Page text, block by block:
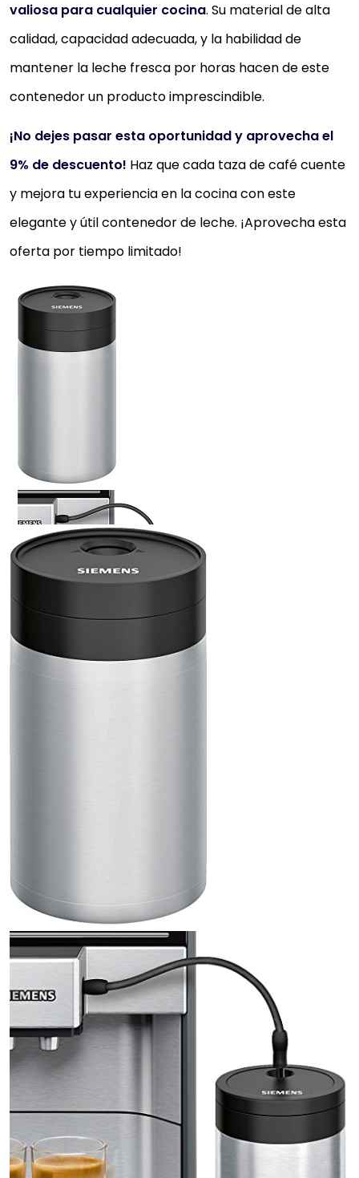
valiosa para cualquier cocina. Su material de alta
calidad, capacidad adecuada, y la habilidad de
mantener la leche fresca por horas hacen de este
contenedor un producto imprescindible.
¡No dejes pasar esta oportunidad y aprovecha el
9% de descuento! Haz que cada taza de café cuente
y mejora tu experiencia en la cocina con este
elegante y útil contenedor de leche. ¡Aprovecha esta
oferta por tiempo limitado!